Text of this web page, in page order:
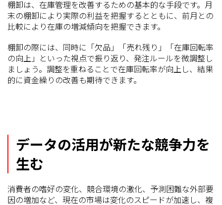
棚卸は、在庫管理を改善するための基本的な手段です。月
末の棚卸により実際の利益を把握するとともに、前月との
比較により在庫の増減傾向を把握できます。
棚卸の際には、同時に「欠品」「売れ残り」「在庫回転率
の向上」といった視点で振り返り、発注ルールを微調整し
ましょう。調整を重ねることで在庫回転率が向上し、結果
的に資金繰りの改善も期待できます。
データの活用が新たな競争力を
生む
消費者の嗜好の変化、競合環境の激化、予測困難な外部要
因の増加など、現在の市場は変化のスピードが加速し、複